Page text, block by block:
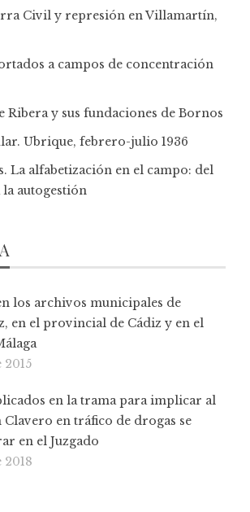
Civil y represión en Villamartín,
a campos de concentración
Ribera y sus fundaciones de Bornos
Ubrique, febrero-julio 1936
La alfabetización en el campo: del
la autogestión
los archivos municipales de
en el provincial de Cádiz y en el
2015
en la trama para implicar al
Clavero en tráfico de drogas se
en el Juzgado
2018